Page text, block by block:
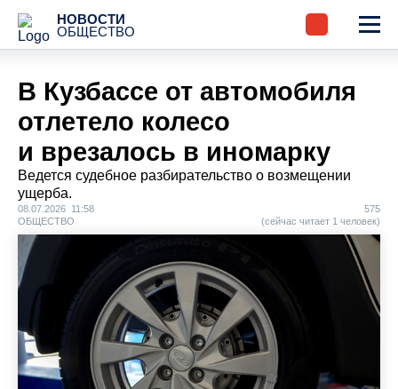
НОВОСТИ
ОБЩЕСТВО
В Кузбассе от автомобиля
отлетело колесо
и врезалось в иномарку
Ведется судебное разбирательство о возмещении
ущерба.
08.07.2026 11:58
ОБЩЕСТВО
575
(cейчас читает 1 человек)